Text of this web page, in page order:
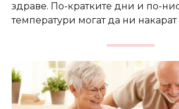
здраве. По-кратките дни и по-
температури могат да ни накарат